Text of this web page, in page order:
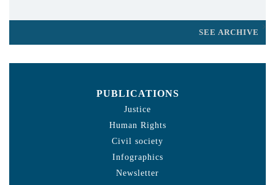
SEE ARCHIVE
PUBLICATIONS
Justice
Human Rights
Civil society
Infographics
Newsletter